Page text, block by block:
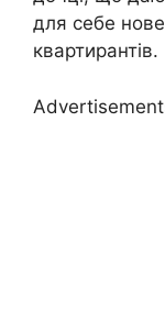
для себе
квартирантів.